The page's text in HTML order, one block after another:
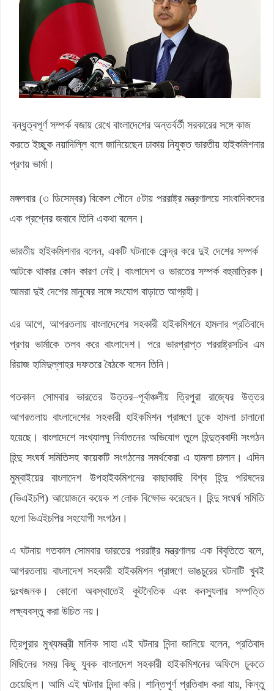
বন্ধুত্বপূর্ণ সম্পর্ক বজায় রেখে বাংলাদেশের অন্তর্বর্তী সরকারের সঙ্গে কাজ
করতে ইচ্ছুক নয়াদিল্লি বলে জানিয়েছেন ঢাকায় নিযুক্ত ভারতীয় হাইকমিশনার
প্রণয় ভার্মা।
মঙ্গলবার (৩ ডিসেম্বর) বিকেল পৌনে ৫টায় পররাষ্ট্র মন্ত্রণালয়ে সাংবাদিকদের
এক প্রশ্নের জবাবে তিনি একথা বলেন।
ভারতীয় হাইকমিশনার বলেন, একটি ঘটনাকে কেন্দ্র করে দুই দেশের সম্পর্ক
আটকে থাকার কোন কারণ নেই। বাংলাদেশ ও ভারতের সম্পর্ক বহুমাত্রিক।
আমরা দুই দেশের মানুষের সঙ্গে সংযোগ বাড়াতে আগ্রহী।
এর আগে, আগরতলায় বাংলাদেশের সহকারী হাইকমিশনে হামলার প্রতিবাদে
প্রণয় ভার্মাকে তলব করে বাংলাদেশ। পরে ভারপ্রাপ্ত পররাষ্ট্রসচিব এম
রিয়াজ হামিদুল্লাহর দফতরে বৈঠকে বসেন তিনি।
গতকাল সোমবার ভারতের উত্তর–পূর্বাঞ্চলীয় ত্রিপুরা রাজ্যের উত্তর
আগরতলায় বাংলাদেশের সহকারী হাইকমিশন প্রাঙ্গণে ঢুকে হামলা চালানো
হয়েছে। বাংলাদেশে সংখ্যালঘু নির্যাতনের অভিযোগ তুলে হিন্দুত্ববাদী সংগঠন
হিন্দু সংঘর্ষ সমিতিসহ কয়েকটি সংগঠনের সমর্থকেরা এ হামলা চালান। এদিন
মুম্বাইয়ের বাংলাদেশ উপহাইকমিশনের কাছাকাছি বিশ্ব হিন্দু পরিষদের
(ভিএইচপি) আয়োজনে কয়েক শ লোক বিক্ষোভ করেছেন। হিন্দু সংঘর্ষ সমিতি
হলো ভিএইচপির সহযোগী সংগঠন।
এ ঘটনায় গতকাল সোমবার ভারতের পররাষ্ট্র মন্ত্রণালয় এক বিবৃতিতে বলে,
আগরতলায় বাংলাদেশ সহকারী হাইকমিশন প্রাঙ্গণে ভাঙচুরের ঘটনাটি খুবই
দুঃখজনক। কোনো অবস্থাতেই কূটনৈতিক এবং কনস্যুলার সম্পত্তি
লক্ষ্যবস্তু করা উচিত নয়।
ত্রিপুরার মুখ্যমন্ত্রী মানিক সাহা এই ঘটনার নিন্দা জানিয়ে বলেন, প্রতিবাদ
মিছিলের সময় কিছু যুবক বাংলাদেশ সহকারী হাইকমিশনের অফিসে ঢুকতে
চেয়েছিল। আমি এই ঘটনার নিন্দা করি। শান্তিপূর্ণ প্রতিবাদ করা যায়, কিন্তু